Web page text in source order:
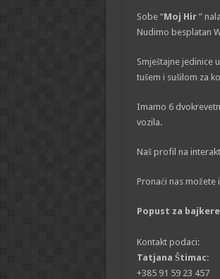
c
e
o
k
a
t
A
p
b
e
Sobe “Moj Hir”
Nudimo besplatan
Smještajne jedinice
tušem i sušilom za
Imamo 6
vozila.
Naš profil na
Pronaći nas
Popust za
Kontakt podaci:
Tatjana Štimac:
+385 91 59 23 457